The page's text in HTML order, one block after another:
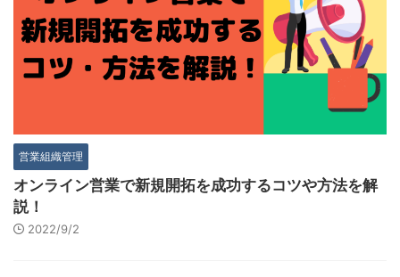
営業組織管理
オンライン営業で新規開拓を成功するコツや方法を解
説！
2022/9/2